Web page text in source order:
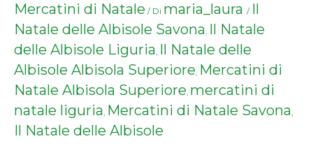
Mercatini di Natale / Di maria_laura /
Natale delle Albisole Savona,
Il Natale
delle Albisole Liguria,
Il Natale delle
Albisole Albisola Superiore, Mercatini di
Natale Albisola Superiore, mercatini di
natale liguria, Mercatini di Natale Savona,
Il Natale delle Albisole